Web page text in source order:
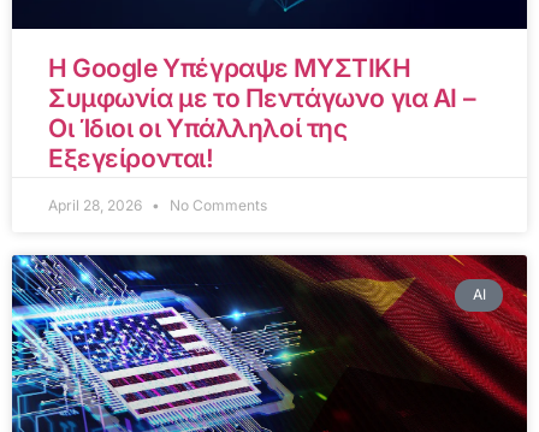
Η Google Υπέγραψε ΜΥΣΤΙΚΗ
Συμφωνία με το Πεντάγωνο για AI –
Οι Ίδιοι οι Υπάλληλοί της
Εξεγείρονται!
April 28, 2026 No Comments
AI